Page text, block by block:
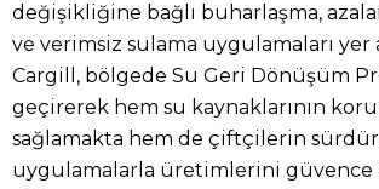
değişikliğine bağlı buharlaşma,
ve verimsiz sulama uygulamaları yer
Cargill, bölgede Su Geri Dönüşüm
geçirerek hem su kaynaklarının
sağlamakta hem de çiftçilerin
uygulamalarla üretimlerini güvence